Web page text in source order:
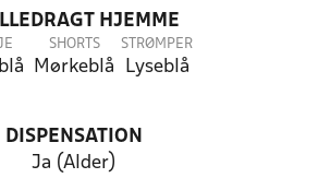
HJEMME
SHORTS
Mørkeblå
STRØMPER
Lyseblå
DISPENSATION
Ja (Alder)